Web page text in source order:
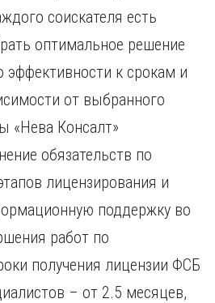
соискателя есть
оптимальное решение
к срокам и
от выбранного
«Нева Консалт»
обязательств по
лицензирования и
поддержку во
работ по
получения лицензии ФСБ
– от 2.5 месяцев,